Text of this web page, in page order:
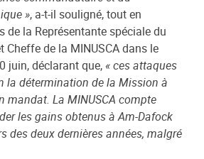
», a-t-il souligné, tout en
de la Représentante spéciale du
Cheffe de la MINUSCA dans le
juin, déclarant que,« ces attaques
la détermination de la Mission à
mandat. La MINUSCA compte
les gains obtenus à Am-Dafock
des deux dernières années, malgré